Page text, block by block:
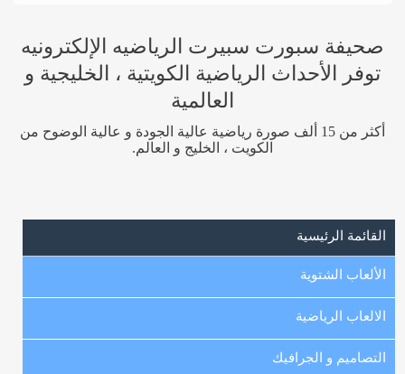
صحيفة سبورت سبيرت الرياضيه الإلكترونيه
توفر الأحداث الرياضية الكويتية ، الخليجية و
العالمية
أكثر من 15 ألف صورة رياضية عالية الجودة و عالية الوضوح من
الكويت ، الخليج و العالم.
القائمة الرئيسية
الألعاب الشتوية
الالعاب الرياضية
التصاميم و الجرافيك